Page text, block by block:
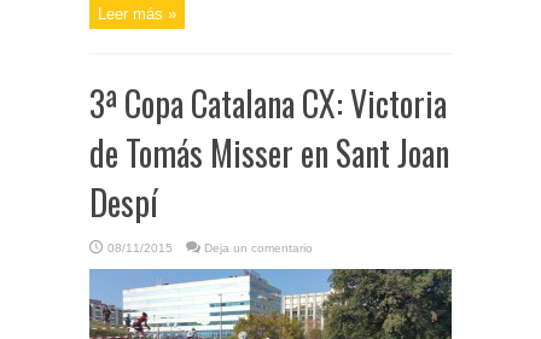
Leer más »
3ª Copa Catalana CX: Victoria
de Tomás Misser en Sant Joan
Despí
08/11/2015 Deja un comentario